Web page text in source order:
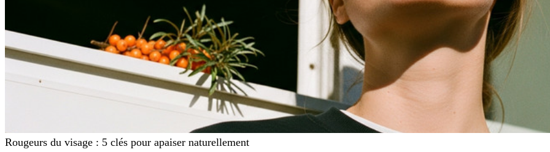
Rougeurs du visage : 5 clés pour apaiser naturellement